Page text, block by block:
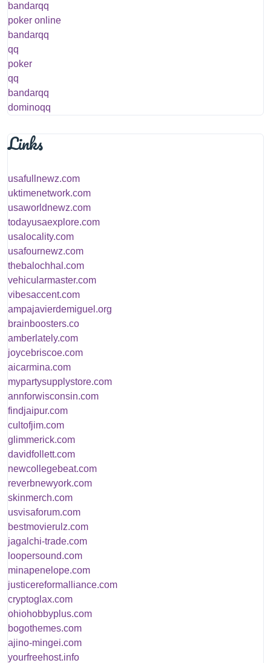
bandarqq
poker online
bandarqq
qq
poker
qq
bandarqq
dominoqq
Links
usafullnewz.com
uktimenetwork.com
usaworldnewz.com
todayusaexplore.com
usalocality.com
usafournewz.com
thebalochhal.com
vehicularmaster.com
vibesaccent.com
ampajavierdemiguel.org
brainboosters.co
amberlately.com
joycebriscoe.com
aicarmina.com
mypartysupplystore.com
annforwisconsin.com
findjaipur.com
cultofjim.com
glimmerick.com
davidfollett.com
newcollegebeat.com
reverbnewyork.com
skinmerch.com
usvisaforum.com
bestmovierulz.com
jagalchi-trade.com
loopersound.com
minapenelope.com
justicereformalliance.com
cryptoglax.com
ohiohobbyplus.com
bogothemes.com
ajino-mingei.com
yourfreehost.info